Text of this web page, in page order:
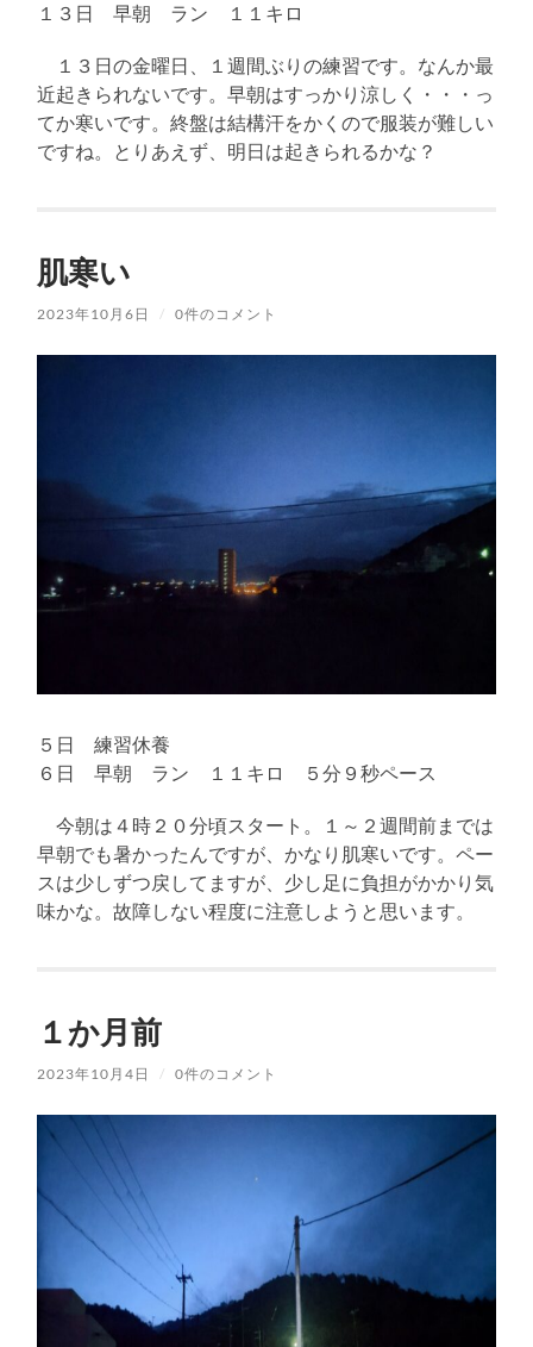
１３日 早朝 ラン １１キロ
１３日の金曜日、１週間ぶりの練習です。なんか最
近起きられないです。早朝はすっかり涼しく・・・っ
てか寒いです。終盤は結構汗をかくので服装が難しい
ですね。とりあえず、明日は起きられるかな？
肌寒い
2023年10月6日 / 0件のコメント
５日 練習休養
６日 早朝 ラン １１キロ ５分９秒ペース
今朝は４時２０分頃スタート。１～２週間前までは
早朝でも暑かったんですが、かなり肌寒いです。ペー
スは少しずつ戻してますが、少し足に負担がかかり気
味かな。故障しない程度に注意しようと思います。
１か月前
2023年10月4日 / 0件のコメント